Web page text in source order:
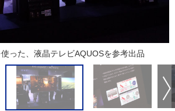
使った、液晶テレビAQUOSを参考出品